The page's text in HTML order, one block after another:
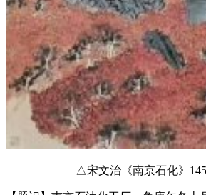
△宋文治《南京石化》